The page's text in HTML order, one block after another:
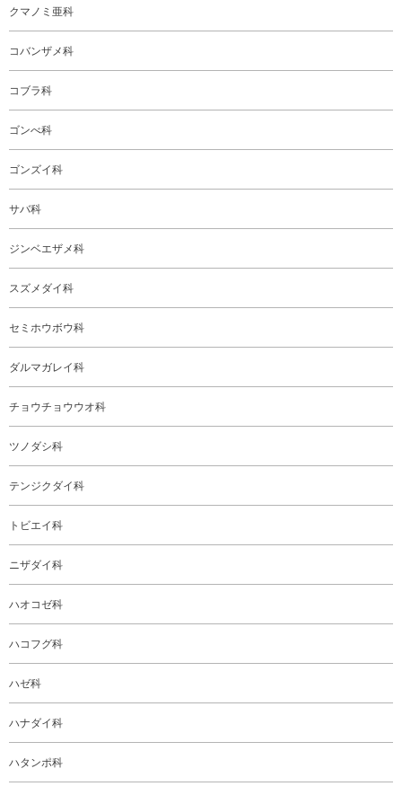
クマノミ亜科
コバンザメ科
コブラ科
ゴンべ科
ゴンズイ科
サバ科
ジンベエザメ科
スズメダイ科
セミホウボウ科
ダルマガレイ科
チョウチョウウオ科
ツノダシ科
テンジクダイ科
トビエイ科
ニザダイ科
ハオコゼ科
ハコフグ科
ハゼ科
ハナダイ科
ハタンポ科